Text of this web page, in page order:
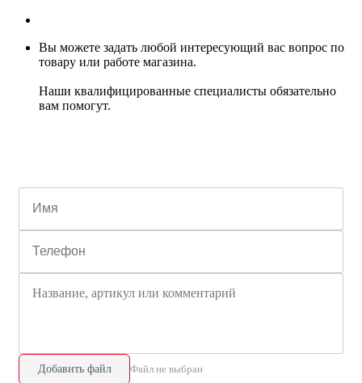
Вы можете задать любой интересующий вас вопрос по
товару или работе магазина.
Наши квалифицированные специалисты обязательно
вам помогут.
Добавить файл Файл не выбран